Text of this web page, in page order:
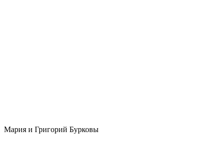
Мария и Григорий Бурковы